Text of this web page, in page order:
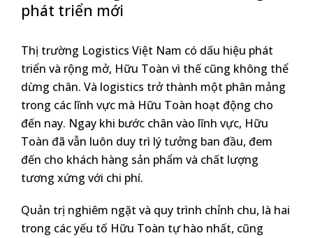
phát triển mới
Thị trường Logistics Việt Nam có dấu hiệu phát
triển và rộng mở, Hữu Toàn vì thế cũng không thể
dừng chân. Và logistics trở thành một phân mảng
trong các lĩnh vực mà Hữu Toàn hoạt động cho
đến nay. Ngay khi bước chân vào lĩnh vực, Hữu
Toàn đã vẫn luôn duy trì lý tưởng ban đầu, đem
đến cho khách hàng sản phẩm và chất lượng
tương xứng với chi phí.
Quản trị nghiêm ngặt và quy trình chỉnh chu, là hai
trong các yếu tố Hữu Toàn tự hào nhất, cũng